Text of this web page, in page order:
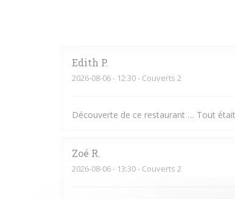
Edith P
2026-08-06- 12:30 - Couverts 2
Découverte de ce restaurant … Tout
Zoé R
2026-08-06- 13:30 - Couverts 2